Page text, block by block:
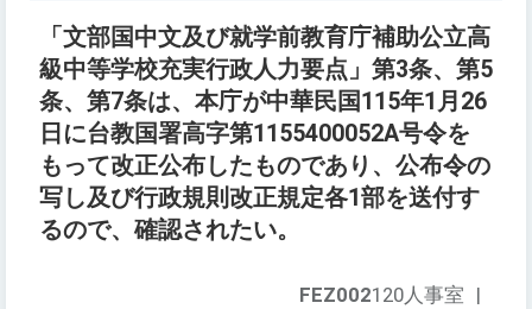
「文部国中文及び就学前教育庁補助公立高
級中等学校充実行政人力要点」第3条、第5
条、第7条は、本庁が中華民国115年1月26
日に台教国署高字第1155400052A号令を
もって改正公布したものであり、公布令の
写し及び行政規則改正規定各1部を送付す
るので、確認されたい。
FEZ002120人事室 |